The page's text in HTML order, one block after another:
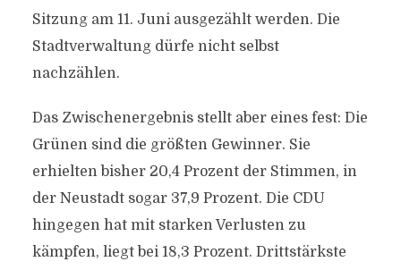
Sitzung am 11. Juni ausgezählt werden. Die
Stadtverwaltung dürfe nicht selbst
nachzählen.
Das Zwischenergebnis stellt aber eines fest: Die
Grünen sind die größten Gewinner. Sie
erhielten bisher 20,4 Prozent der Stimmen, in
der Neustadt sogar 37,9 Prozent. Die CDU
hingegen hat mit starken Verlusten zu
kämpfen, liegt bei 18,3 Prozent. Drittstärkste